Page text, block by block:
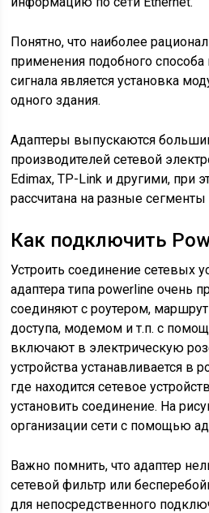
Понятно, что наиболее
применения подобного способа
сигнала является установка
одного здания.
Адаптеры выпускаются
производителей сетевой
Edimax, TP-Link и другими, при
рассчитана на разные
Как подключить
Устроить соединение сетевых
адаптера типа powerline очень
соединяют с роутером,
доступа, модемом и т.п. с
включают в электрическую
устройства устанавливается в
где находится сетевое
установить соединение. На
организации сети с помощью
Важно помнить, что адаптер
сетевой фильтр или
для непосредственного